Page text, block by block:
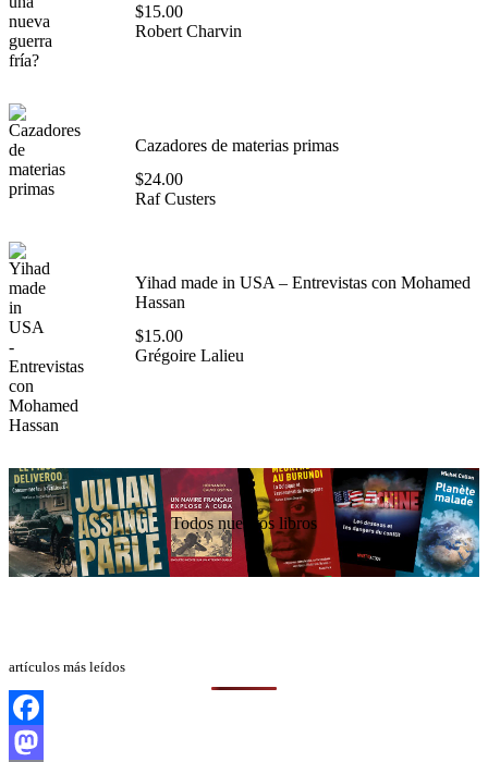
$15.00
Robert Charvin
Cazadores de materias primas
$24.00
Raf Custers
Yihad made in USA – Entrevistas con Mohamed
Hassan
$15.00
Grégoire Lalieu
Todos nuestros libros
artículos más leídos
Facebook